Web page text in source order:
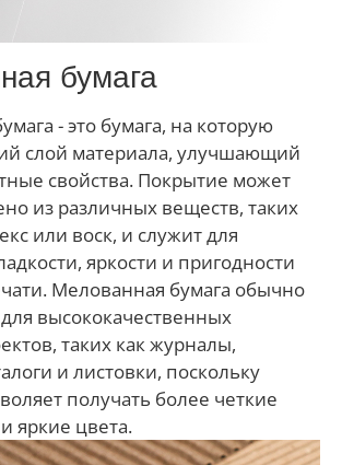
бумага
- это бумага, на которую
слой материала, улучшающий
свойства. Покрытие может
из различных веществ, таких
или воск, и служит для
яркости и пригодности
Мелованная бумага обычно
высококачественных
таких как журналы,
и листовки, поскольку
получать более четкие
яркие цвета.